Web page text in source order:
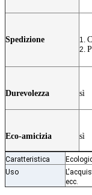
Spedizione 1.
2.
Durevolezza sì
Eco-amicizia sì
Caratteristica
Uso
ecc.